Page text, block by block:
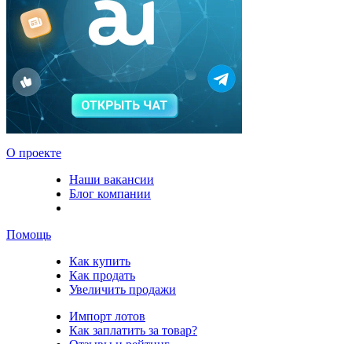
О проекте
Наши вакансии
Блог компании
Помощь
Как купить
Как продать
Увеличить продажи
Импорт лотов
Как заплатить за товар?